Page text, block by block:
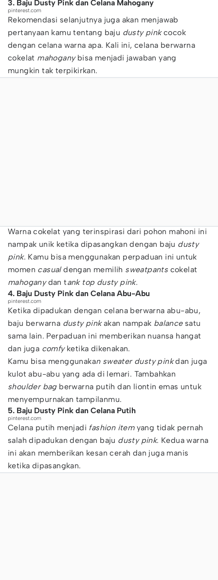
3. Baju Dusty Pink dan Celana Mahogany
pinterest.com
Rekomendasi selanjutnya juga akan menjawab
pertanyaan kamu tentang baju dusty pinkcocok
dengan celana warna apa. Kali ini, celana berwarna
cokelat mahogany bisa menjadi jawaban yang
mungkin tak terpikirkan.
Warna cokelat yang terinspirasi dari pohon mahoni ini
nampak unik ketika dipasangkan dengan baju dusty
pink. Kamu bisa menggunakan perpaduan ini untuk
momen casualdengan memilih sweatpantscokelat
mahoganydan tank top dusty pink.
4. Baju Dusty Pink dan Celana Abu-Abu
pinterest.com
Ketika dipadukan dengan celana berwarna abu-abu,
baju berwarna dusty pinkakan nampak balancesatu
sama lain. Perpaduan ini memberikan nuansa hangat
dan juga comfy ketika dikenakan.
Kamu bisa menggunakan sweater dusty pinkdan juga
kulot abu-abu yang ada di lemari. Tambahkan
shoulder bagberwarna putih dan liontin emas untuk
menyempurnakan tampilanmu.
5. Baju Dusty Pink dan Celana Putih
pinterest.com
Celana putih menjadi fashion itemyang tidak pernah
salah dipadukan dengan baju dusty pink. Kedua warna
ini akan memberikan kesan cerah dan juga manis
ketika dipasangkan.